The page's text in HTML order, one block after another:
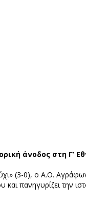
άνοδος στη Γ’
(3-0), ο Α.Ο.
πανηγυρίζει την